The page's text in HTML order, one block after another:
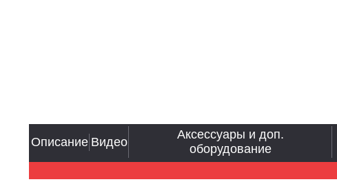
Описание Видео
Аксессуары и доп.
оборудование